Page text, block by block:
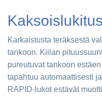
Karkaistusta teräksestä
tankoon. Kiilan
pureutuvat tankoon
tapahtuu automaattisesti
RAPID-lukot estävät